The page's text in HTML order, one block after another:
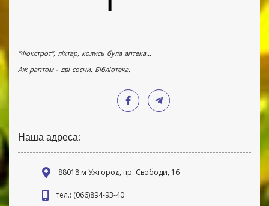
"Фокстрот", ліхтар, колись була аптека...
Аж раптом - дві сосни. Бібліотека.
Наша адреса:
88018 м Ужгород, пр. Свободи, 16
тел.: (066)894-93-40